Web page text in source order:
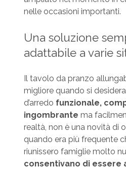
nelle occasioni importanti.
Una soluzione
adattabile a varie
Il tavolo da pranzo
migliore quando si
d’arredo funzionale,
ingombrante ma
realtà, non è una novità di
quando era più frequente
riunissero famiglie molto
consentivano di essere